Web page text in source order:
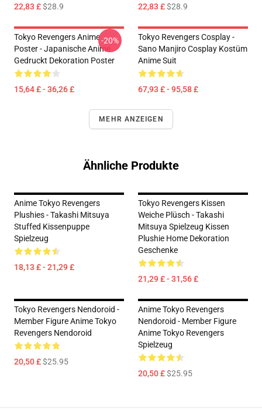
22,83 £$28.9 22,83 £$28.9
Tokyo Revengers Anime
Poster - Japanische Anime
Gedruckt Dekoration Poster
15,64 £ - 36,26 £
-20%
Tokyo Revengers Cosplay -
Sano Manjiro Cosplay Kostüm
Anime Suit
67,93 £ - 95,58 £
MEHR ANZEIGEN
Ähnliche Produkte
Anime Tokyo Revengers
Plushies - Takashi Mitsuya
Stuffed Kissenpuppe
Spielzeug
18,13 £ - 21,29 £
Tokyo Revengers Kissen
Weiche Plüsch - Takashi
Mitsuya Spielzeug Kissen
Plushie Home Dekoration
Geschenke
21,29 £ - 31,56 £
Tokyo Revengers Nendoroid -
Member Figure Anime Tokyo
Revengers Nendoroid
20,50 £$25.95
Anime Tokyo Revengers
Nendoroid - Member Figure
Anime Tokyo Revengers
Spielzeug
20,50 £$25.95